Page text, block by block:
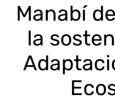
Manabí
la